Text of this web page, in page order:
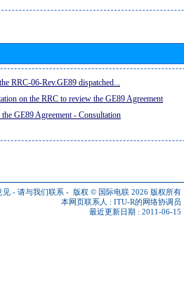
RRC-06-Rev.GE89 dispatched...
on the RRC to review the GE89 Agreement
GE89 Agreement - Consultation
见 - 请与我们联系 - 版权 © 国际电联 2026 版权所有
本网页联系人 : ITU-R的网络协调员
最近更新日期 : 2011-06-15